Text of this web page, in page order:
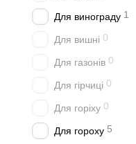
Для винограду 1
Для вишні 0
Для газонів 0
Для гірчиці 0
Для горіху 0
Для гороху 5